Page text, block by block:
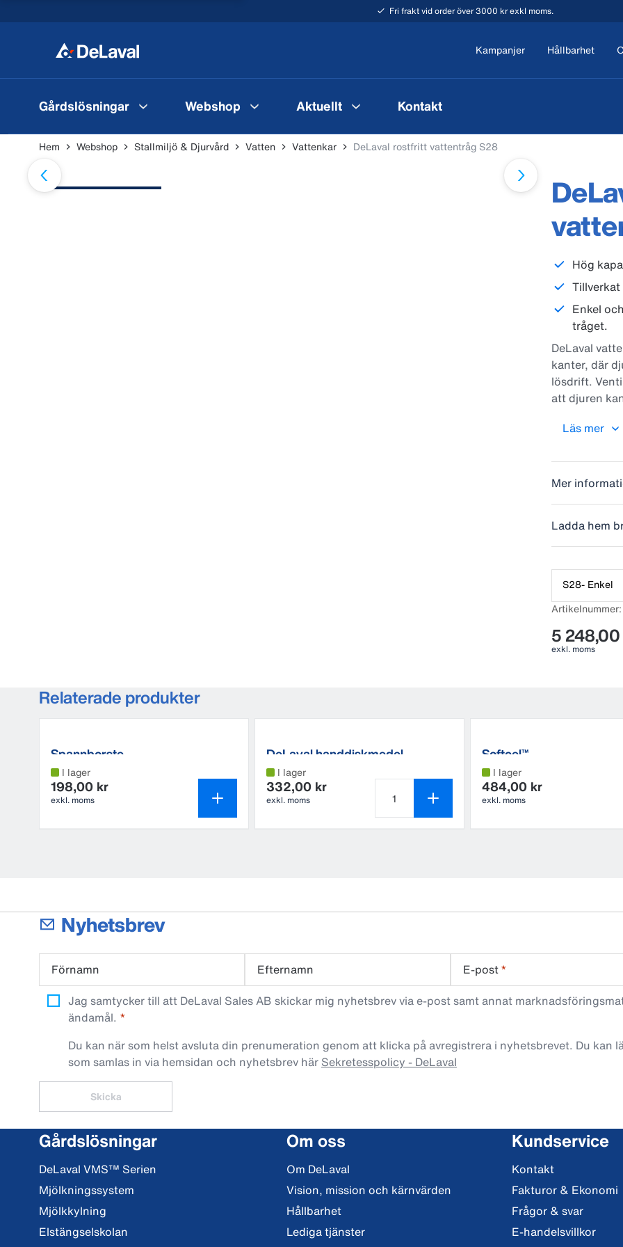
Fri frakt vid order över 3000 kr exkl moms.
Kampanjer Hållbarhet
Gårdslösningar Webshop Aktuellt Kontakt
Hem Webshop Stallmiljö & Djurvård Vatten Vattenkar DeLaval rostfritt vattentråg S28
Hög
Enkel
tråget.
DeLaval
kanter, där
lösdrift.
att djuren
på vägg
Läs mer
Mer
Ladda hem
S28- Enkel
5
exkl. moms
Relaterade produkter
Spannborste
I lager
198,00 kr
exkl. moms
DeLaval handdiskmedel
I lager
332,00 kr
exkl. moms
Antal produkter är 1
Softcel™
I lager
484,00 kr
exkl. moms
Nyhetsbrev
Förnamn Efternamn E-post*
Jag samtycker till att DeLaval Sales AB skickar mig nyhetsbrev via e-post samt annat
ändamål.
Du kan när som helst avsluta din prenumeration genom att klicka på avregistrera i nyhetsbrevet. Du kan
som samlas in via hemsidan och nyhetsbrev här Sekretesspolicy - DeLaval
Skicka
Gårdslösningar
DeLaval VMS™ Serien
Mjölkningssystem
Mjölkkylning
Elstängselskolan
Om oss
Om DeLaval
Vision, mission och kärnvärden
Hållbarhet
Lediga tjänster
Kundservice
Kontakt
Fakturor & Ekonomi
Frågor & svar
E-handelsvillkor